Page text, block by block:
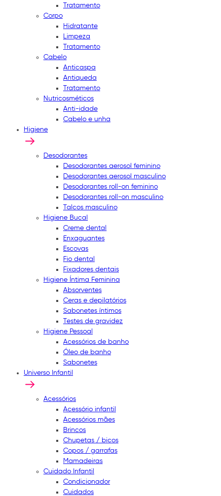
Tratamento
Corpo
Hidratante
Limpeza
Tratamento
Cabelo
Anticaspa
Antiqueda
Tratamento
Nutricosméticos
Anti-idade
Cabelo e unha
Higiene
Desodorantes
Desodorantes aerosol feminino
Desodorantes aerosol masculino
Desodorantes roll-on feminino
Desodorantes roll-on masculino
Talcos masculino
Higiene Bucal
Creme dental
Enxaguantes
Escovas
Fio dental
Fixadores dentais
Higiene Íntima Feminina
Absorventes
Ceras e depilatórios
Sabonetes íntimos
Testes de gravidez
Higiene Pessoal
Acessórios de banho
Óleo de banho
Sabonetes
Universo Infantil
Acessórios
Acessório infantil
Acessórios mães
Brincos
Chupetas / bicos
Copos / garrafas
Mamadeiras
Cuidado Infantil
Condicionador
Cuidados